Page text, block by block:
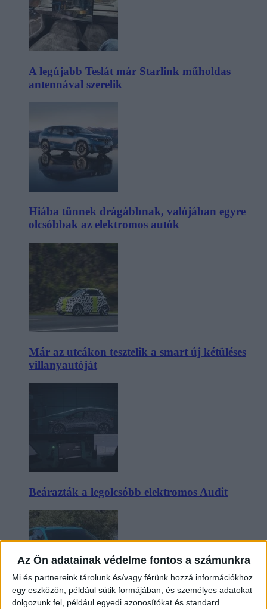
Az Ön adatainak védelme fontos a számunkra
Mi és partnereink tárolunk és/vagy férünk hozzá információkhoz
egy eszközön, például sütik formájában, és személyes adatokat
dolgozunk fel, például egyedi azonosítókat és standard
A legújabb Teslát már Starlink műholdas
antennával szerelik
Hiába tűnnek drágábbnak, valójában egyre
olcsóbbak az elektromos autók
Már az utcákon tesztelik a smart új kétüléses
villanyautóját
Beárazták a legolcsóbb elektromos Audit